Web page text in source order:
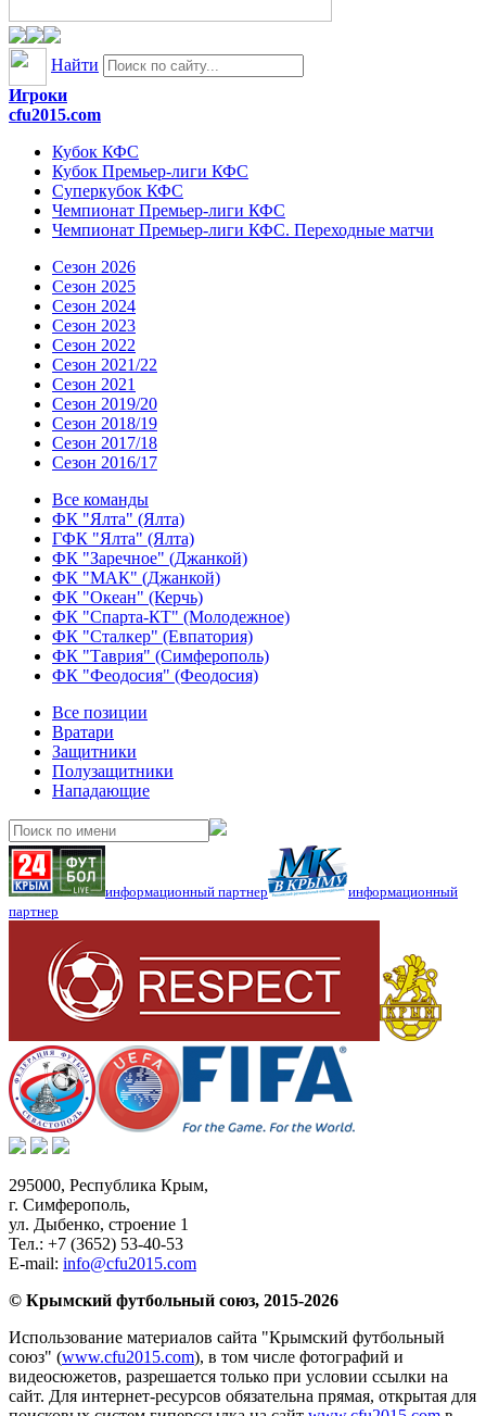
Найти
Игроки
cfu2015.com
Кубок КФС
Кубок Премьер-лиги КФС
Суперкубок КФС
Чемпионат Премьер-лиги КФС
Чемпионат Премьер-лиги КФС. Переходные матчи
Сезон 2026
Сезон 2025
Сезон 2024
Сезон 2023
Сезон 2022
Сезон 2021/22
Сезон 2021
Сезон 2019/20
Сезон 2018/19
Сезон 2017/18
Сезон 2016/17
Все команды
ФК "Ялта" (Ялта)
ГФК "Ялта" (Ялта)
ФК "Заречное" (Джанкой)
ФК "МАК" (Джанкой)
ФК "Океан" (Керчь)
ФК "Спарта-КТ" (Молодежное)
ФК "Сталкер" (Евпатория)
ФК "Таврия" (Симферополь)
ФК "Феодосия" (Феодосия)
Все позиции
Вратари
Защитники
Полузащитники
Нападающие
информационный партнер
информационный
партнер
295000, Республика Крым,
г. Симферополь,
ул. Дыбенко, строение 1
Тел.: +7 (3652) 53-40-53
E-mail: info@cfu2015.com
© Крымский футбольный союз, 2015-2026
Использование материалов сайта "Крымский футбольный
союз" (www.cfu2015.com), в том числе фотографий и
видеосюжетов, разрешается только при условии ссылки на
сайт. Для интернет-ресурсов обязательна прямая, открытая для